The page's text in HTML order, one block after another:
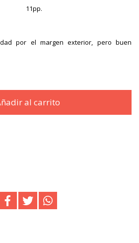
11pp.
por el margen exterior, pero buen
al carrito